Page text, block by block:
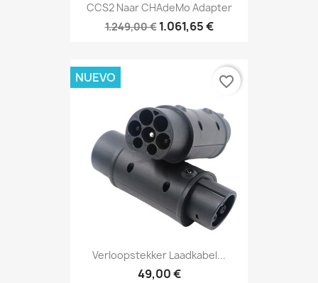
CCS2 Naar CHAdeMo Adapter
1.249,00 € 1.061,65 €
Verloopstekker Laadkabel...
49,00 €
NUEVO favorite_border